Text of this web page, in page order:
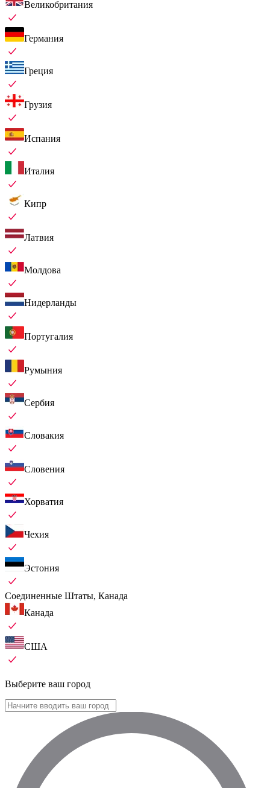
Великобритания
Германия
Греция
Грузия
Испания
Италия
Кипр
Латвия
Молдова
Нидерланды
Португалия
Румыния
Сербия
Словакия
Словения
Хорватия
Чехия
Эстония
Соединенные Штаты, Канада
Канада
США
Выберите ваш город